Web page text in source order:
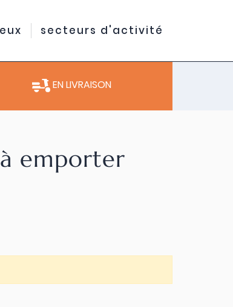
secteurs d'activité
EN LIVRAISON
emporter